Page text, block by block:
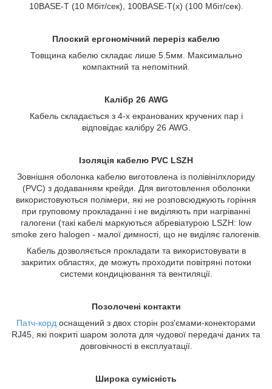
10ВАSЕ-Т (10 Мбіт/сек), 100ВАSЕ-Т(х) (100 Мбіт/сек).
Плоский ергономічний переріз кабелю
Товщина кабелю складає лише 5.5мм. Максимально
компактний та непомітний.
Калібр 26 AWG
Кабель складається з 4-х екранованих кручених пар і
відповідає калібру 26 AWG.
Ізоляція кабелю PVC LSZH
Зовнішня оболонка кабелю виготовлена ​​із полівінілхлориду
(РVС) з додаванням крейди. Для виготовлення оболонки
використовуються полімери, які не розповсюджують горіння
при груповому прокладанні і не виділяють при нагріванні
галогени (такі кабелі маркуються абревіатурою LSZH: low
smoke zero halogen - малої димності, що не виділяє галогенів.
Кабель дозволяється прокладати та використовувати в
закритих областях, де можуть проходити повітряні потоки
системи кондиціювання та вентиляції.
Позолочені контакти
Патч-корд оснащений з двох сторін роз'ємами-конекторами
RJ45, які покриті шаром золота для чудової передачі даних та
довговічності в експлуатації.
Широка сумісність